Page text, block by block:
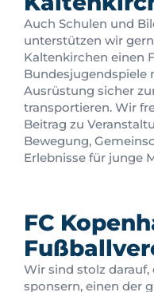
Auch Schulen und
unterstützen wir
Kaltenkirchen einen
Bundesjugendspiele
Ausrüstung sicher
transportieren. Wir
Beitrag zu
Bewegung,
Erlebnisse für junge
FC
Wir sind stolz darauf,
sponsern, einen der